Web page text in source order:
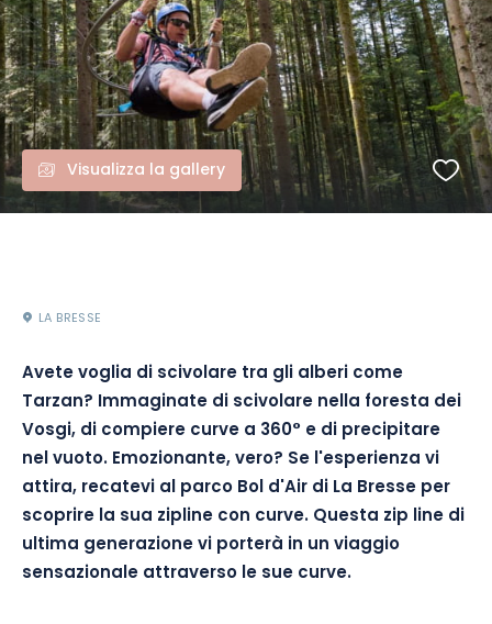
Visualizza la gallery
LA BRESSE
Avete voglia di scivolare tra gli alberi come
Tarzan? Immaginate di scivolare nella foresta dei
Vosgi, di compiere curve a 360° e di precipitare
nel vuoto. Emozionante, vero? Se l'esperienza vi
attira, recatevi al parco Bol d'Air di La Bresse per
scoprire la sua zipline con curve. Questa zip line di
ultima generazione vi porterà in un viaggio
sensazionale attraverso le sue curve.